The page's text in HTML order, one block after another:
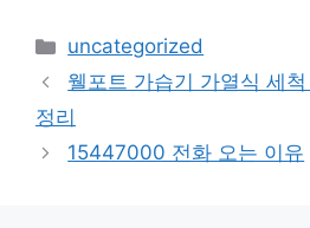
카
테
리
uncategorized
웰포트 가습기 가열식 세
정리
15447000 전화 오는 이유